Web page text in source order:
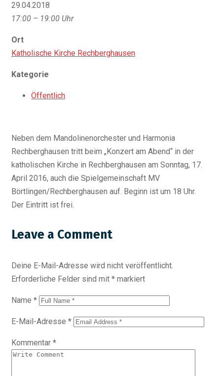
29.04.2018
17:00 – 19:00 Uhr
Ort
Katholische Kirche Rechberghausen
Kategorie
Öffentlich
Neben dem Mandolinenorchester und Harmonia
Rechberghausen tritt beim „Konzert am Abend“ in der
katholischen Kirche in Rechberghausen am Sonntag, 17.
April 2016, auch die Spielgemeinschaft MV
Börtlingen/Rechberghausen auf. Beginn ist um 18 Uhr.
Der Eintritt ist frei.
Leave a Comment
Deine E-Mail-Adresse wird nicht veröffentlicht.
Erforderliche Felder sind mit * markiert
Name *
E-Mail-Adresse *
Kommentar *